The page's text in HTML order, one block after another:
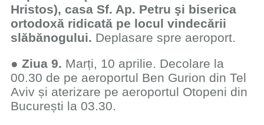
Hristos), casa Sf. Ap. Petru şi biserica
ortodoxă ridicată pe locul vindecării
slăbănogului. Deplasare spre aeroport.
● Ziua 9. Marți, 10 aprilie. Decolare la
00.30 de pe aeroportul Ben Gurion din Tel
Aviv și aterizare pe aeroportul Otopeni din
București la 03.30.